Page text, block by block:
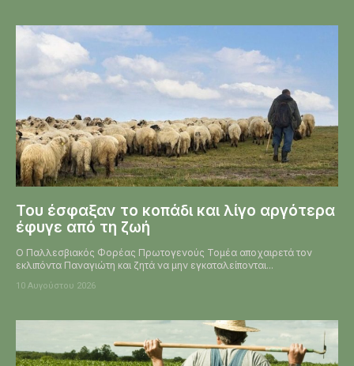
Του έσφαξαν το κοπάδι και λίγο αργότερα
έφυγε από τη ζωή
Ο Παλλεσβιακός Φορέας Πρωτογενούς Τομέα αποχαιρετά τον
εκλιπόντα Παναγιώτη και ζητά να μην εγκαταλείπονται...
10 Αυγούστου 2026